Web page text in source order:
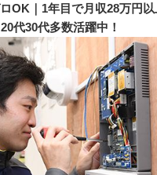
OK｜1年目で月収28万円以
代30代多数活躍中！